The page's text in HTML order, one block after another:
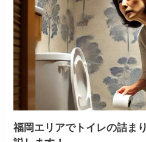
福岡エリアでトイレの詰ま